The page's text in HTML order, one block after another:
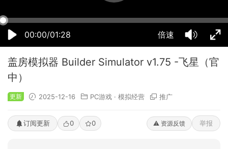
00:00/01:28 倍速
盖房模拟器 Builder Simulator v1.75 -飞星（官
中）
更新 2025-12-16 PC游戏 · 模拟经营 推广
订阅更新 0 0 ⚠️ 资源反馈 举报